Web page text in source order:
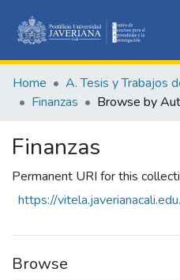
Home A. Tesis y Trabajos
Finanzas
Browse by
Finanzas
Permanent URI for this
https://
Browse